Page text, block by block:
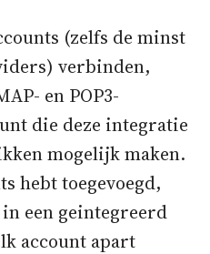
(zelfs de minst
verbinden,
en POP3-
die deze integratie
mogelijk maken.
hebt toegevoegd,
een geintegreerd
account apart